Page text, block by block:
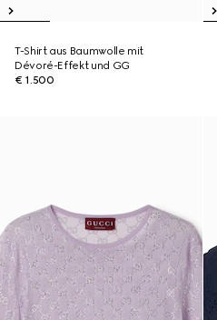
T-Shirt aus Baumwolle mit
Dévoré-Effekt und GG
€ 1.500